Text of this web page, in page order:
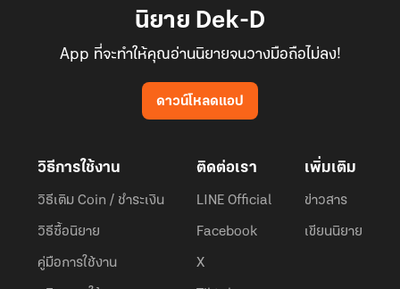
นิยาย Dek-D
App ที่จะทำให้คุณอ่านนิยายจนวางมือถือไม่ลง!
ดาวน์โหลดแอป
วิธีการใช้งาน
วิธีเติม Coin / ชำระเงิน
วิธีซื้อนิยาย
คู่มือการใช้งาน
ติดต่อเรา
LINE Official
Facebook
X
เพิ่มเติม
ข่าวสาร
เขียนนิยาย